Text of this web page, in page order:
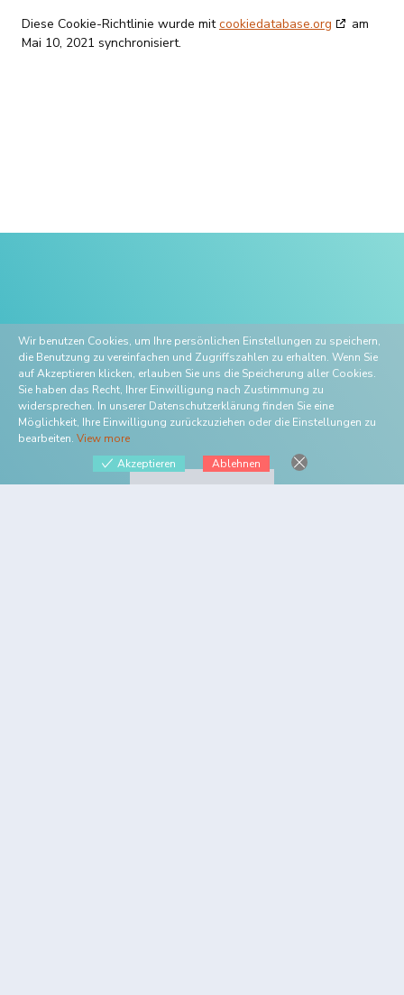
Diese Cookie-Richtlinie wurde mitcookiedatabase.org
am
Mai 10, 2021 synchronisiert.
Wir benutzen Cookies, um Ihre persönlichen Einstellungen zu speichern,
die Benutzung zu vereinfachen und Zugriffszahlen zu erhalten. Wenn Sie
auf Akzeptieren klicken, erlauben Sie uns die Speicherung aller Cookies.
Sie haben das Recht, Ihrer Einwilligung nach Zustimmung zu
widersprechen. In unserer Datenschutzerklärung finden Sie eine
Möglichkeit, Ihre Einwilligung zurückzuziehen oder die Einstellungen zu
bearbeiten. View more
Akzeptieren
Ablehnen